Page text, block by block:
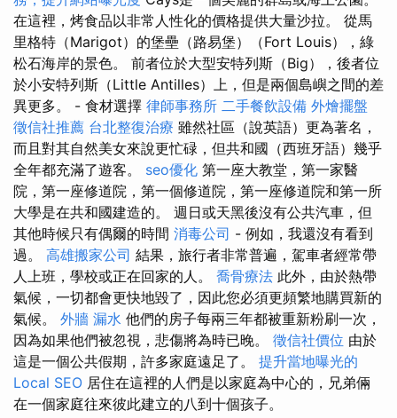
在這裡，烤食品以非常人性化的價格提供大量沙拉。 從馬
里格特（Marigot）的堡壘（路易堡）（Fort Louis），綠
松石海岸的景色。 前者位於大型安特列斯（Big），後者位
於小安特列斯（Little Antilles）上，但是兩個島嶼之間的差
異更多。 - 食材選擇 律師事務所 二手餐飲設備 外燴擺盤
徵信社推薦 台北整復治療 雖然社區（說英語）更為著名，
而且對其自然美女來說更忙碌，但共和國（西班牙語）幾乎
全年都充滿了遊客。 seo優化 第一座大教堂，第一家醫
院，第一座修道院，第一個修道院，第一座修道院和第一所
大學是在共和國建造的。 週日或天黑後沒有公共汽車，但
其他時候只有偶爾的時間 消毒公司 - 例如，我還沒有看到
過。 高雄搬家公司 結果，旅行者非常普遍，駕車者經常帶
人上班，學校或正在回家的人。 喬骨療法 此外，由於熱帶
氣候，一切都會更快地毀了，因此您必須更頻繁地購買新的
氣候。 外牆 漏水 他們的房子每兩三年都被重新粉刷一次，
因為如果他們被忽視，悲傷將為時已晚。 徵信社價位 由於
這是一個公共假期，許多家庭遠足了。 提升當地曝光的
Local SEO 居住在這裡的人們是以家庭為中心的，兄弟倆
在一個家庭往來彼此建立的八到十個孩子。